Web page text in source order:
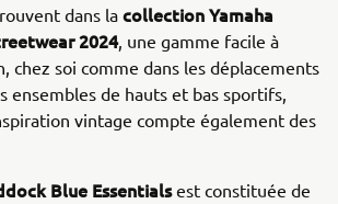
dans la collection Yamaha
2024, une gamme facile à
chez soi comme dans les déplacements
ensembles de hauts et bas sportifs,
vintage compte également des
Blue Essentialsest constituée de